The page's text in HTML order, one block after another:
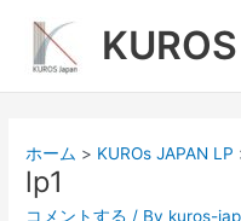
ス
ホーム KUROs JAPAN LP
lp1
コメントする / By kuros-